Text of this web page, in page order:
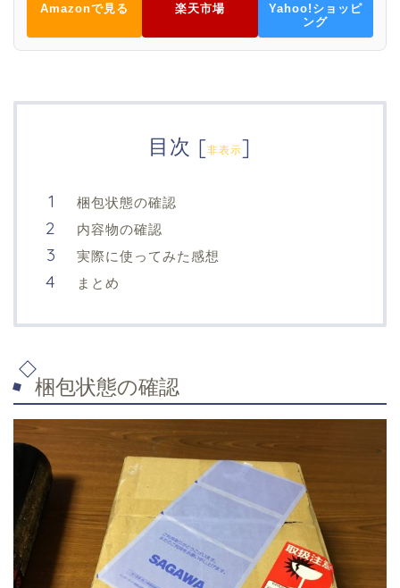
Amazonで見る 楽天市場
Yahoo!ショッピ
ング
目次 [非表示]
梱包状態の確認
内容物の確認
実際に使ってみた感想
まとめ
梱包状態の確認